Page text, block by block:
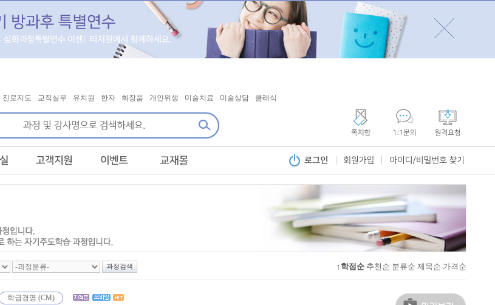
진로지도 교직실무 유치원 한자 화장품 개인위생 미술치료 미술상담 클래식
↑학점순 추천순 분류순 제목순 가격순
학급경영 (CM)